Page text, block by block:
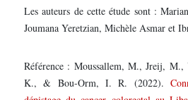
Les auteurs de cette étude sont :
Joumana Yeretzian, Michèle Asmar et
Référence : Moussallem, M., Jreij,
K., & Bou-Orm, I. R. (2022).